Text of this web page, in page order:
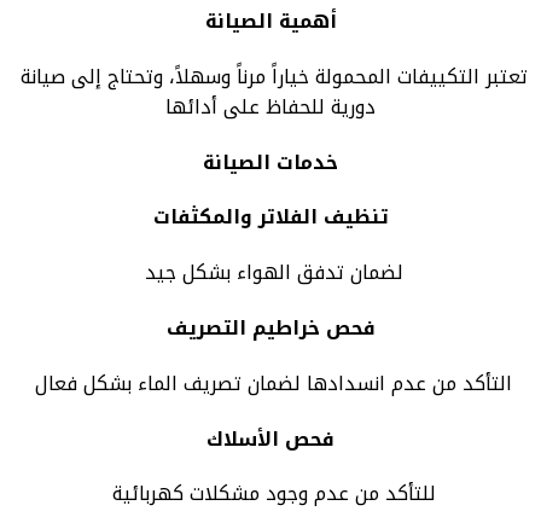
أهمية الصيانة
دورية للحفاظ على أدائها
خدمات الصيانة
تنظيف الفلاتر والمكثفات
لضمان تدفق الهواء بشكل جيد
فحص خراطيم التصريف
التأكد من عدم انسدادها لضمان تصريف الماء بشكل فعال
فحص الأسلاك
للتأكد من عدم وجود مشكلات كهربائية